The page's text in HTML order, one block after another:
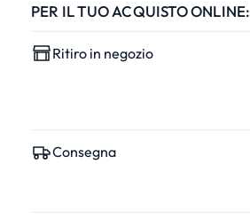
PER IL TUO ACQUISTO ONLINE:
Ritiro in negozio
Consegna